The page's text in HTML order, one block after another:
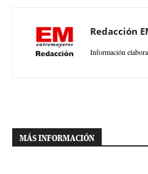
Redacción
Información
MÁS INFORMACIÓN